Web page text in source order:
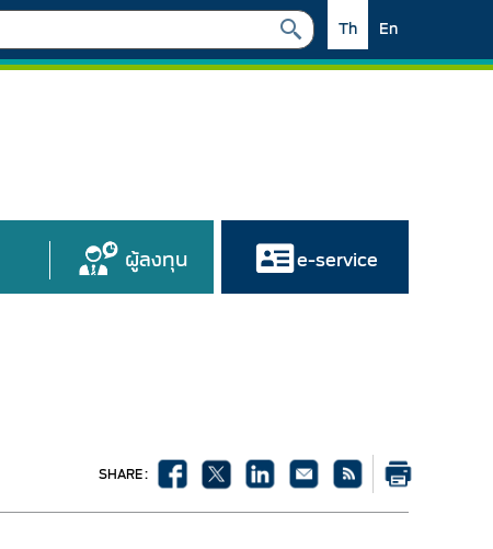
En
Th
ผู้ลงทุน e-service
SHARE :